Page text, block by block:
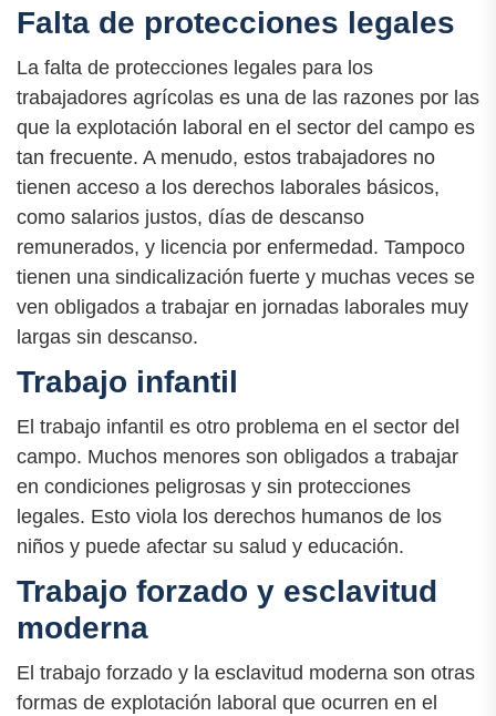
Falta de protecciones legales
La falta de protecciones legales para los
trabajadores agrícolas es una de las razones por las
que la explotación laboral en el sector del campo es
tan frecuente. A menudo, estos trabajadores no
tienen acceso a los derechos laborales básicos,
como salarios justos, días de descanso
remunerados, y licencia por enfermedad. Tampoco
tienen una sindicalización fuerte y muchas veces se
ven obligados a trabajar en jornadas laborales muy
largas sin descanso.
Trabajo infantil
El trabajo infantil es otro problema en el sector del
campo. Muchos menores son obligados a trabajar
en condiciones peligrosas y sin protecciones
legales. Esto viola los derechos humanos de los
niños y puede afectar su salud y educación.
Trabajo forzado y esclavitud
moderna
El trabajo forzado y la esclavitud moderna son otras
formas de explotación laboral que ocurren en el